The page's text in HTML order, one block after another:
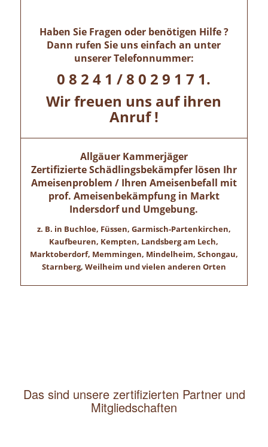
Haben Sie Fragen oder benötigen Hilfe ?
Dann rufen Sie uns einfach an unter
unserer Telefonnummer:
0 8 2 4 1 / 8 0 2 9 1 7 1.
Wir freuen uns auf ihren
Anruf !
Allgäuer Kammerjäger
Zertifizierte Schädlingsbekämpfer lösen Ihr
Ameisenproblem / Ihren Ameisenbefall mit
prof. Ameisenbekämpfung in Markt
Indersdorfund Umgebung.
z. B. in Buchloe, Füssen, Garmisch-Partenkirchen,
Kaufbeuren, Kempten, Landsberg am Lech,
Marktoberdorf, Memmingen, Mindelheim, Schongau,
Starnberg, Weilheim und vielen anderen Orten
Das sind unsere zertifizierten Partner und
Mitgliedschaften